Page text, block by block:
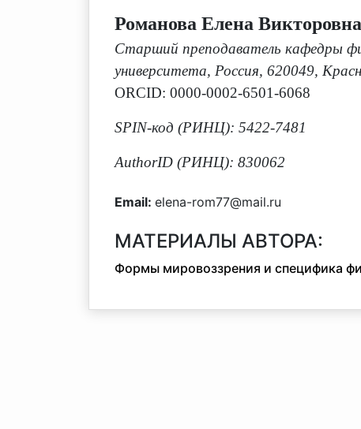
Романова Елена Викторовна
Старший преподаватель кафедры
университета, Россия, 620049,
ORCID: 0000-0002-6501-6068
SPIN-код (РИНЦ): 5422-7481
AuthorID (РИНЦ): 830062
Email: elena-rom77@mail.ru
МАТЕРИАЛЫ АВТОРА:
Формы мировоззрения и специфика